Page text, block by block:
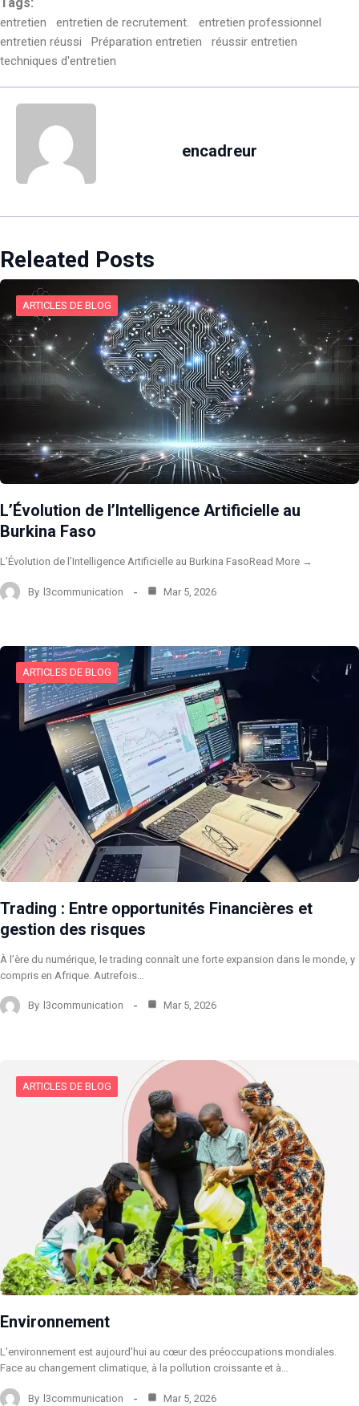
entretien entretien de recrutement.
entretien professionnel
entretien réussi
Préparation entretien
réussir entretien
techniques d'entretien
encadreur
Releated Posts
ARTICLES DE BLOG
L’Évolution de l’Intelligence Artificielle au
Burkina Faso
L’Évolution de l’Intelligence Artificielle au Burkina FasoRead More →
By l3communication Mar 5, 2026
ARTICLES DE BLOG
Trading : Entre opportunités Financières et
gestion des risques
À l’ère du numérique, le trading connaît une forte expansion dans le monde, y
compris en Afrique. Autrefois…
By l3communication Mar 5, 2026
ARTICLES DE BLOG
Environnement
L’environnement est aujourd’hui au cœur des préoccupations mondiales.
Face au changement climatique, à la pollution croissante et à…
By l3communication Mar 5, 2026